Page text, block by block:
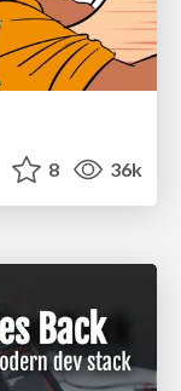
8 36k